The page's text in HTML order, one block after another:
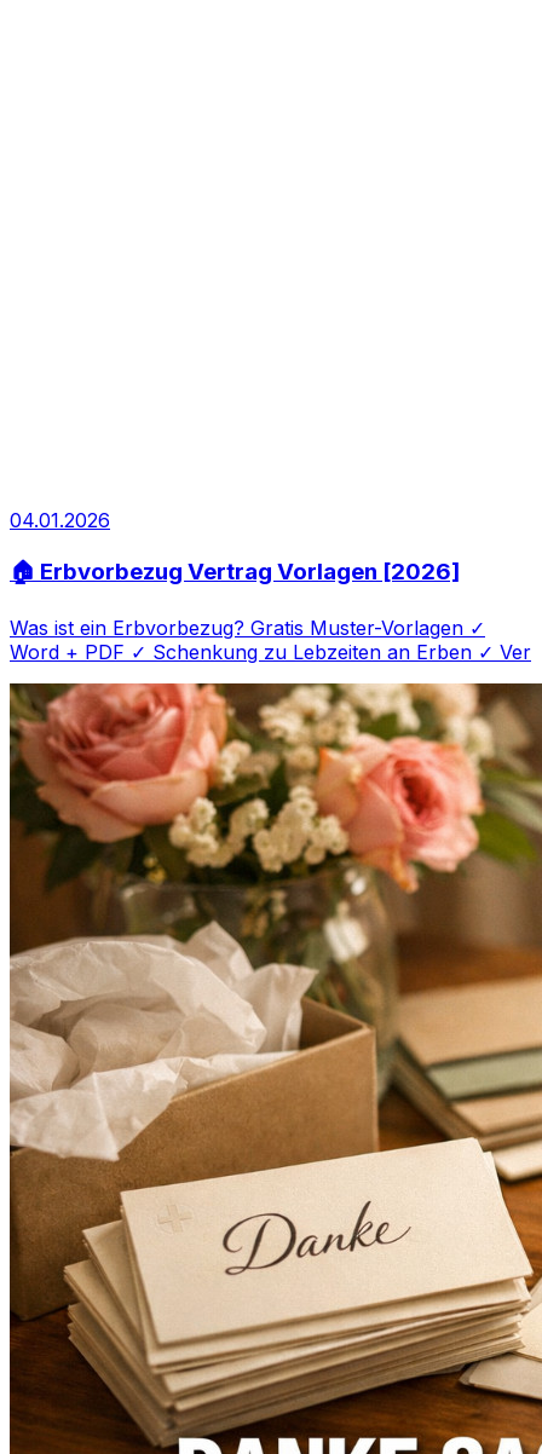
04.01.2026
🏠 Erbvorbezug Vertrag Vorlagen [2026]
Was ist ein Erbvorbezug? Gratis Muster-Vorlagen ✓
Word + PDF ✓ Schenkung zu Lebzeiten an Erben ✓ Ver